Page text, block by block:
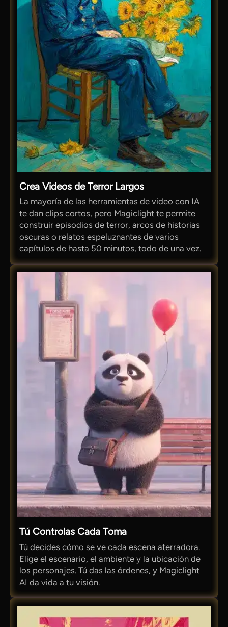
Crea Videos de Terror Largos
La mayoría de las herramientas de video con IA
te dan clips cortos, pero Magiclight te permite
construir episodios de terror, arcos de historias
oscuras o relatos espeluznantes de varios
capítulos de hasta 50 minutos, todo de una vez.
Tú Controlas Cada Toma
Tú decides cómo se ve cada escena aterradora.
Elige el escenario, el ambiente y la ubicación de
los personajes. Tú das las órdenes, y Magiclight
AI da vida a tu visión.